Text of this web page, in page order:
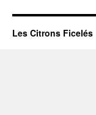
Les Citrons Ficelés